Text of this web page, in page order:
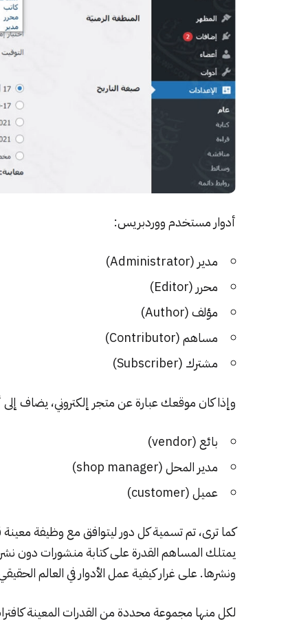
أدوار مستخدم ووردبريس:
مدير (Administrator)
محرر (Editor)
مؤلف (Author)
مساهم (Contributor)
مشترك (Subscriber)
وإذا كان موقعك عبارة عن متجر إلكتروني، يضاف إلى
بائع (vendor)
مدير المحل (shop manager)
عميل (customer)
كما ترى، تم تسمية كل دور ليتوافق مع وظيفة
يمتلك المساهم القدرة على كتابة منشورات دون
ونشرها. على غرار كيفية عمل الأدوار في العالم
لكل منها مجموعة محددة من القدرات المعينة